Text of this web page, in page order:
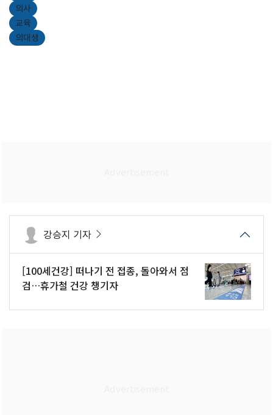
의사
교육
의대생
강승지 기자
[100세건강] 떠나기 전 접종, 돌아와서 점
검…휴가철 건강 챙기자